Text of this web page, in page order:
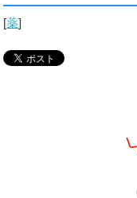
[薬]